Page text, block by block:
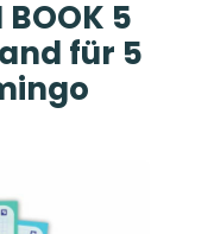
BOOK 5
für 5